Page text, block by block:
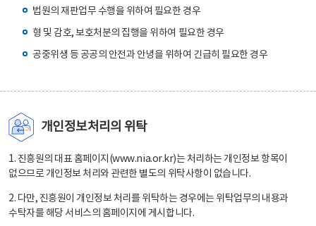
법원의 재판업무 수행을 위하여 필요한 경우
형 및 감호, 보호처분의 집행을 위하여 필요한 경우
공중위생 등 공공의 안전과 안녕을 위하여 긴급히 필요한 경우
개인정보처리의 위탁
1. 진흥원의 대표 홈페이지(www.nia.or.kr)는 처리하는 개인정보 항목이
없으므로 개인정보 처리와 관련한 별도의 위탁사항이 없습니다.
2. 다만, 진흥원이 개인정보 처리를 위탁하는 경우에는 위탁업무의 내용과
수탁자를 해당 서비스의 홈페이지에 게시합니다.